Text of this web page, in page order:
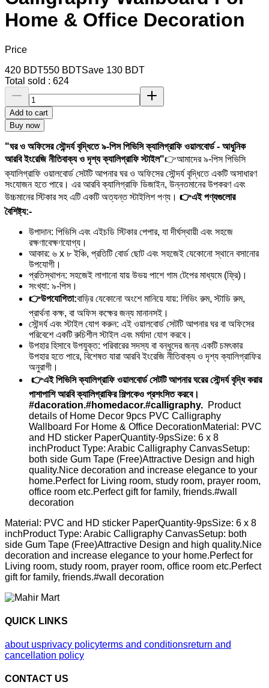
Home & Office Decoration
Price
420 BDT550 BDTSave 130 BDT
Total sold : 624
Add to cart
Buy now
"ঘর ও অফিসের সৌন্দর্য বৃদ্ধিতে ৯-পিস পিভিসি ক্যালিগ্রাফি ওয়ালবোর্ড - আধুনিক
আরবি ইংরেজি নীতিবাক্য ও দৃশ্য ক্যালিগ্রাফি স্টাইল"👉আমাদের ৯-পিস পিভিসি
ক্যালিগ্রাফি ওয়ালবোর্ড সেটটি আপনার ঘর ও অফিসের সৌন্দর্য বৃদ্ধিতে একটি অসাধারণ
সংযোজন হতে পারে। এর আরবি ক্যালিগ্রাফি ডিজাইন, উন্নতমানের উপকরণ এবং
উচ্চমানের স্টিকার সহ এটি একটি অত্যন্ত স্টাইলিশ পণ্য। 👉এই পণ্যগুলোর
বৈশিষ্ট্য:-
উপাদান: পিভিসি এবং এইচডি স্টিকার পেপার, যা দীর্ঘস্থায়ী এবং সহজে
রক্ষণাবেক্ষণযোগ্য।
আকার: ৬ x ৮ ইঞ্চি, প্রতিটি বোর্ড ছোট এবং সহজেই যেকোনো স্থানে বসানোর
উপযোগী।
প্রতিস্থাপন: সহজেই লাগানো যায় উভয় পাশে গাম টেপের মাধ্যমে (ফ্রি)।
সংখ্যা: ৯-পিস।
👉উপযোগিতা:বাড়ির যেকোনো অংশে মানিয়ে যায়: লিভিং রুম, স্টাডি রুম,
প্রার্থনা কক্ষ, বা অফিস কক্ষের জন্য মানানসই।
সৌন্দর্য এবং স্টাইল যোগ করুন: এই ওয়ালবোর্ড সেটটি আপনার ঘর বা অফিসের
পরিবেশে একটি রুচিশীল স্টাইল এবং মর্যাদা যোগ করবে।
উপহার হিসাবে উপযুক্ত: পরিবারের সদস্য বা বন্ধুদের জন্য একটি চমৎকার
উপহার হতে পারে, বিশেষত যারা আরবি ইংরেজি নীতিবাক্য ও দৃশ্য ক্যালিগ্রাফির
অনুরাগী।
👉এই পিভিসি ক্যালিগ্রাফি ওয়ালবোর্ড সেটটি আপনার ঘরের সৌন্দর্য বৃদ্ধি করার
পাশাপাশি আরবি ক্যালিগ্রাফির শিল্পকেও প্রশংসিত করবে।
#dacoration.#homedacor.#calligraphy. Product
details of Home Decor 9pcs PVC Calligraphy
Wallboard For Home & Office DecorationMaterial: PVC
and HD sticker PaperQuantity-9psSize: 6 x 8
inchProduct Type: Arabic Calligraphy CanvasSetup:
both side Gum Tape (Free)Attractive Design and high
quality.Nice decoration and increase elegance to your
home.Perfect for Living room, study room, prayer room,
office room etc.Perfect gift for family, friends.#wall
decoration
Material: PVC and HD sticker PaperQuantity-9psSize: 6 x 8
inchProduct Type: Arabic Calligraphy CanvasSetup: both
side Gum Tape (Free)Attractive Design and high quality.Nice
decoration and increase elegance to your home.Perfect for
Living room, study room, prayer room, office room etc.Perfect
gift for family, friends.#wall decoration
QUICK LINKS
about usprivacy policyterms and conditionsreturn and
cancellation policy
CONTACT US